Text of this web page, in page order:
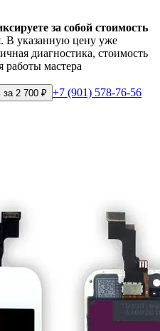
за собой стоимость
В указанную цену уже
диагностика, стоимость
работы мастера
за 2 700 ₽ +7 (901) 578-76-56